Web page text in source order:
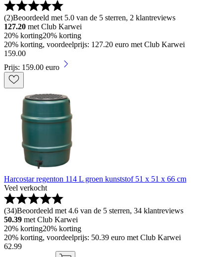
(2)Beoordeeld met 5.0 van de 5 sterren, 2 klantreviews
127.20 met Club Karwei
20% korting20% korting
20% korting, voordeelprijs: 127.20 euro met Club Karwei
159.00
Prijs: 159.00 euro
Harcostar regenton 114 L groen kunststof 51 x 51 x 66 cm
Veel verkocht
(34)Beoordeeld met 4.6 van de 5 sterren, 34 klantreviews
50.39 met Club Karwei
20% korting20% korting
20% korting, voordeelprijs: 50.39 euro met Club Karwei
62.99